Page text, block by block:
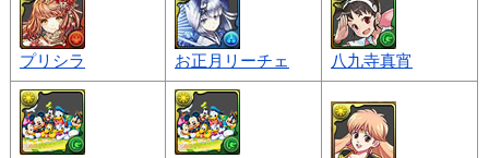
プリシラ お正月リーチェ 八九寺真宵